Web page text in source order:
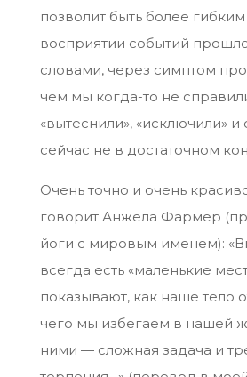
позволит быть более
восприятии событий
словами, через симптом
чем мы когда-то не
«вытеснили», «исключили»
сейчас не в достаточном
Очень точно и очень
говорит Анжела Фармер
йоги с мировым именем):
всегда есть «маленькие
показывают, как наше тело
чего мы избегаем в нашей
ними — сложная задача и